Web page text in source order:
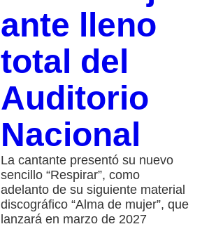
ante lleno
total del
Auditorio
Nacional
La cantante presentó su nuevo
sencillo “Respirar”, como
adelanto de su siguiente material
discográfico “Alma de mujer”, que
lanzará en marzo de 2027